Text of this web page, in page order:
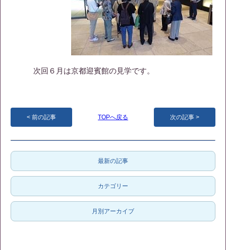
次回６月は京都迎賓館の見学です。
前の記事 TOPへ戻る 次の記事
最新の記事
カテゴリー
月別アーカイブ